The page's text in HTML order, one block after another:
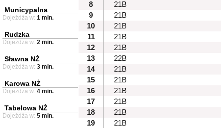
8
21B
9
21B
10
21B
11
21B
12
21B
13
22B
14
21B
15
21B
16
21B
17
21B
18
21B
19
21B
Municypalna
Dojeżdża w: 1 min.
Rudzka
Dojeżdża w: 2 min.
Sławna NŻ
Dojeżdża w: 3 min.
Karowa NŻ
Dojeżdża w: 4 min.
Tabelowa NŻ
Dojeżdża w: 5 min.